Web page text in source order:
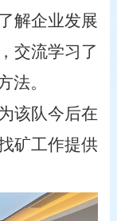
解企业发展
交流学习了
法。
该队今后在
矿工作提供